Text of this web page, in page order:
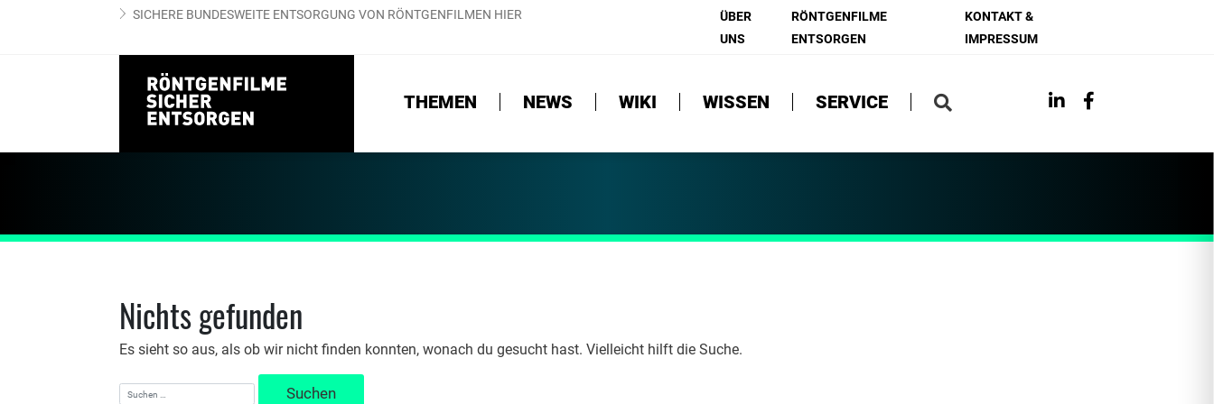
SICHERE BUNDESWEITE ENTSORGUNG VON RÖNTGENFILMEN HIER
ÜBER
UNS
RÖNTGENFILME
ENTSORGEN
KONTAKT &
IMPRESSUM
THEMEN NEWS WIKI WISSEN SERVICE
Nichts gefunden
Es sieht so aus, als ob wir nicht finden konnten, wonach du gesucht hast. Vielleicht hilft die Suche.